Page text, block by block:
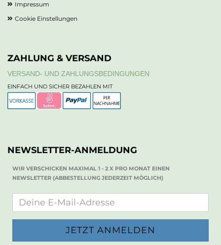
Impressum
Cookie Einstellungen
ZAHLUNG & VERSAND
VERSAND- UND ZAHLUNGSBEDINGUNGEN
EINFACH UND SICHER BEZAHLEN MIT
NEWSLETTER-ANMELDUNG
WIR VERSCHICKEN MAXIMAL 1 - 2 X PRO MONAT EINEN
NEWSLETTER (ABBESTELLUNG JEDERZEIT MÖGLICH)